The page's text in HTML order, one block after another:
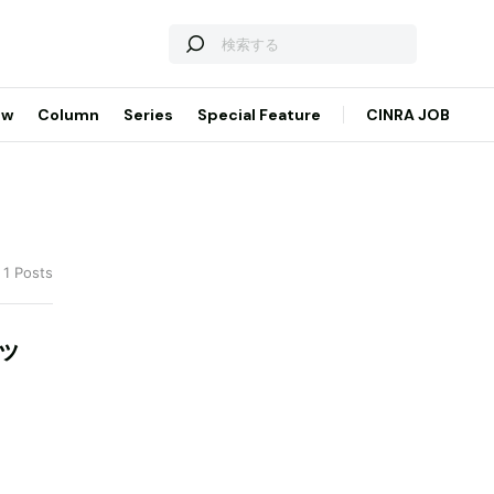
Column Series Special Feature CINRA JOB
Posts